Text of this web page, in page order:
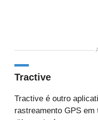
Tractive
Tractive é outro
rastreamento GPS